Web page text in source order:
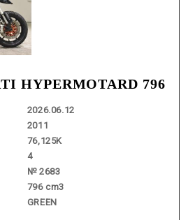
HYPERMOTARD 796
2026.06.12
2011
76,125K
4
№ 2683
796 cm3
GREEN